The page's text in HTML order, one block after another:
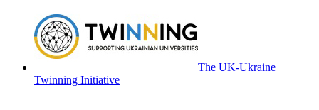
The UK-Ukraine
Twinning Initiative